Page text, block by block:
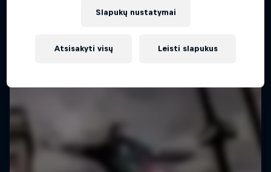
Slapukų nustatymai
Atsisakyti visų Leisti slapukus